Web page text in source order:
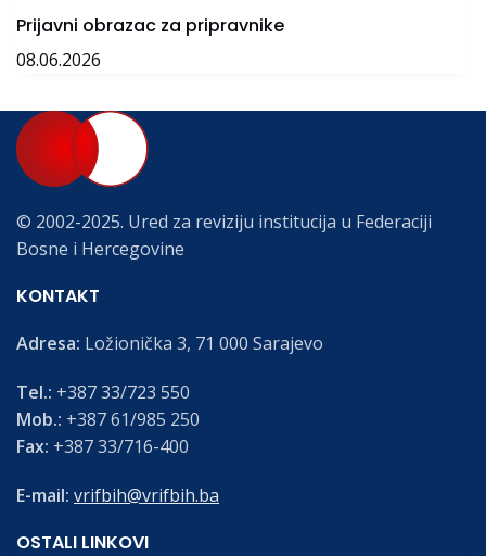
Prijavni obrazac za pripravnike
08.06.2026
© 2002-2025. Ured za reviziju institucija u Federaciji
Bosne i Hercegovine
KONTAKT
Adresa: Ložionička 3, 71 000 Sarajevo
Tel.: +387 33/723 550
Mob.: +387 61/985 250
Fax: +387 33/716-400
E-mail: vrifbih@vrifbih.ba
OSTALI LINKOVI